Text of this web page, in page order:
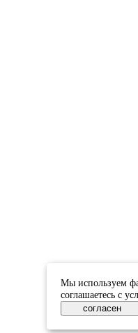
Мы используем
соглашаетесь с
согласен